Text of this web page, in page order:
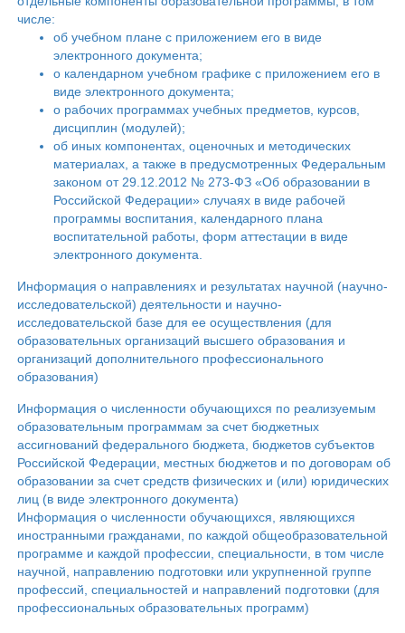
числе:
об учебном плане с приложением его в виде
электронного документа;
о календарном учебном графике с приложением его в
виде электронного документа;
о рабочих программах учебных предметов, курсов,
дисциплин (модулей);
об иных компонентах, оценочных и методических
материалах, а также в предусмотренных Федеральным
законом от 29.12.2012 № 273-ФЗ «Об образовании в
Российской Федерации» случаях в виде рабочей
программы воспитания, календарного плана
воспитательной работы, форм аттестации в виде
электронного документа.
Информация о направлениях и результатах научной (научно-
исследовательской) деятельности и научно-
исследовательской базе для ее осуществления (для
образовательных организаций высшего образования и
организаций дополнительного профессионального
образования)
Информация о численности обучающихся по реализуемым
образовательным программам за счет бюджетных
ассигнований федерального бюджета, бюджетов субъектов
Российской Федерации, местных бюджетов и по договорам об
образовании за счет средств физических и (или) юридических
лиц (в виде электронного документа)
Информация о численности обучающихся, являющихся
иностранными гражданами, по каждой общеобразовательной
программе и каждой профессии, специальности, в том числе
научной, направлению подготовки или укрупненной группе
профессий, специальностей и направлений подготовки (для
профессиональных образовательных программ)